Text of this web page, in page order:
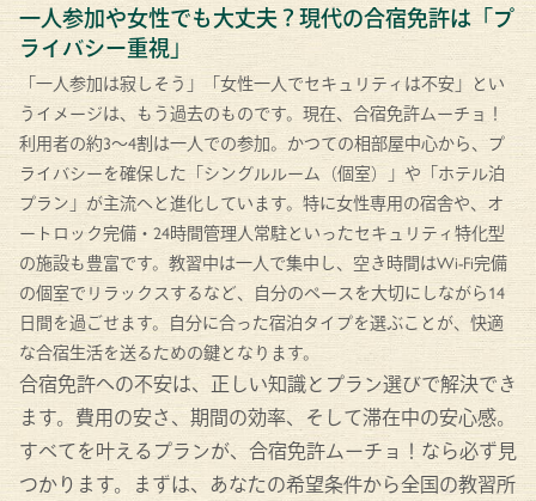
一人参加や女性でも大丈夫？現代の合宿免許は「プ
ライバシー重視」
「一人参加は寂しそう」「女性一人でセキュリティは不安」とい
うイメージは、もう過去のものです。現在、合宿免許ムーチョ！
利用者の約3〜4割は一人での参加。かつての相部屋中心から、プ
ライバシーを確保した「シングルルーム（個室）」や「ホテル泊
プラン」が主流へと進化しています。特に女性専用の宿舎や、オ
ートロック完備・24時間管理人常駐といったセキュリティ特化型
の施設も豊富です。教習中は一人で集中し、空き時間はWi-Fi完備
の個室でリラックスするなど、自分のペースを大切にしながら14
日間を過ごせます。自分に合った宿泊タイプを選ぶことが、快適
な合宿生活を送るための鍵となります。
合宿免許への不安は、正しい知識とプラン選びで解決でき
ます。費用の安さ、期間の効率、そして滞在中の安心感。
すべてを叶えるプランが、合宿免許ムーチョ！なら必ず見
つかります。まずは、あなたの希望条件から全国の教習所